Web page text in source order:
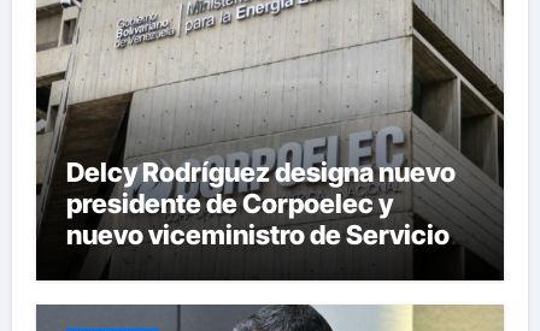
Delcy Rodríguez designa nuevo
presidente de Corpoelec y
nuevo viceministro de Servicios
Eléctricos